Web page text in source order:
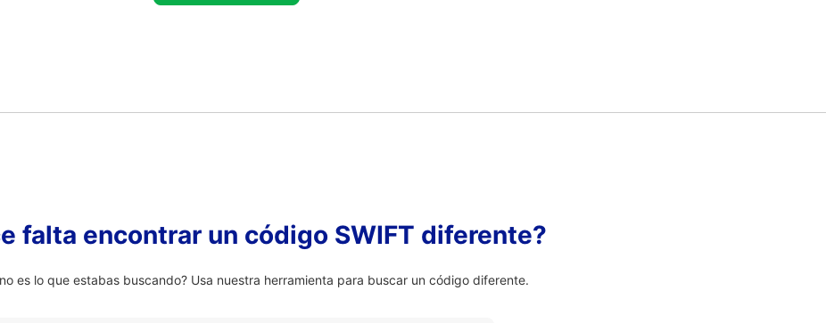
falta encontrar un código SWIFT diferente?
no es lo que estabas buscando? Usa nuestra herramienta para buscar un código diferente.